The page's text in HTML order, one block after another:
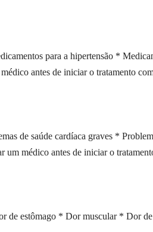
para a hipertensão *
antes de iniciar o tratamento
de saúde cardíaca graves *
um médico antes de iniciar o
estômago * Dor muscular * Dor